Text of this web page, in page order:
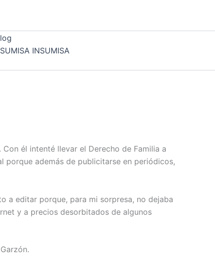
INSUMISA
. Con él intenté llevar el Derecho de Familia a
porque además de publicitarse en periódicos,
a editar porque, para mi sorpresa, no dejaba
y a precios desorbitados de algunos